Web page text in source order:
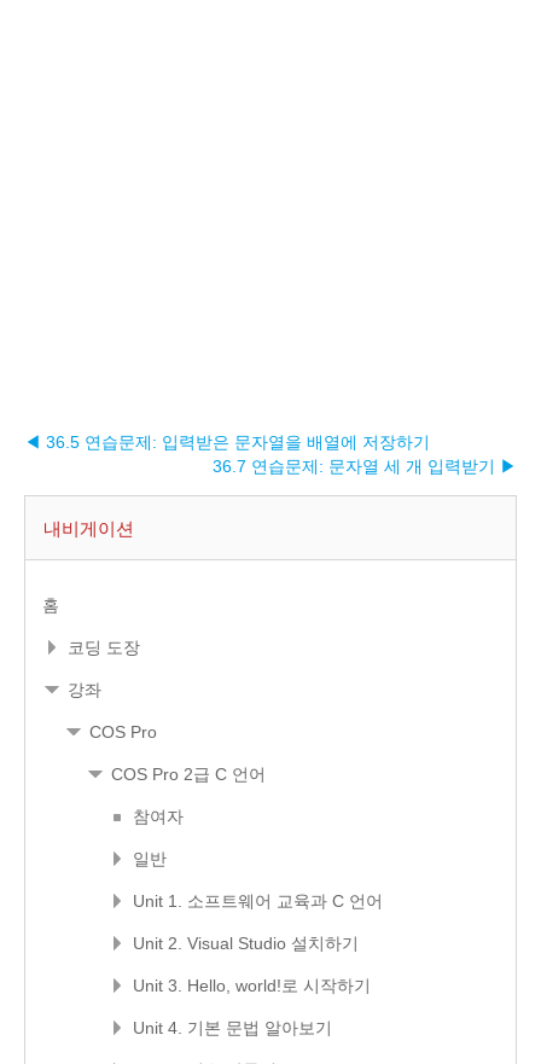
◀ 36.5 연습문제: 입력받은 문자열을 배열에 저장하기
36.7 연습문제: 문자열 세 개 입력받기 ▶︎
내비게이션
홈
코딩 도장
강좌
COS Pro
COS Pro 2급 C 언어
참여자
일반
Unit 1. 소프트웨어 교육과 C 언어
Unit 2. Visual Studio 설치하기
Unit 3. Hello, world!로 시작하기
Unit 4. 기본 문법 알아보기